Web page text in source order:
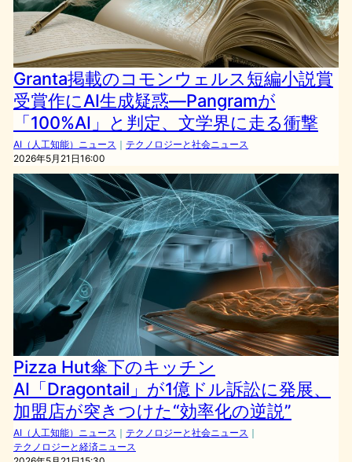
Granta掲載のコモンウェルス短編小説賞
受賞作にAI生成疑惑—Pangramが
「100%AI」と判定、文学界に走る衝撃
AI（人工知能）ニュース ｜ テクノロジーと社会ニュース
2026年5月21日16:00
Pizza Hut傘下のキッチン
AI「Dragontail」が1億ドル訴訟に発展、
加盟店が突きつけた“効率化の逆説”
AI（人工知能）ニュース ｜ テクノロジーと社会ニュース ｜
テクノロジーと経済ニュース